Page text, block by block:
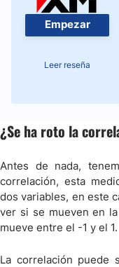
Empezar
Leer reseña
¿Se ha roto la
Antes de nada,
correlación, esta
dos variables, en este
ver si se mueven en
mueve entre el -1 y el 1.
La correlación puede